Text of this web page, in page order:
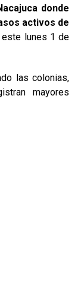
donde
activos de
lunes 1 de
las colonias,
mayores